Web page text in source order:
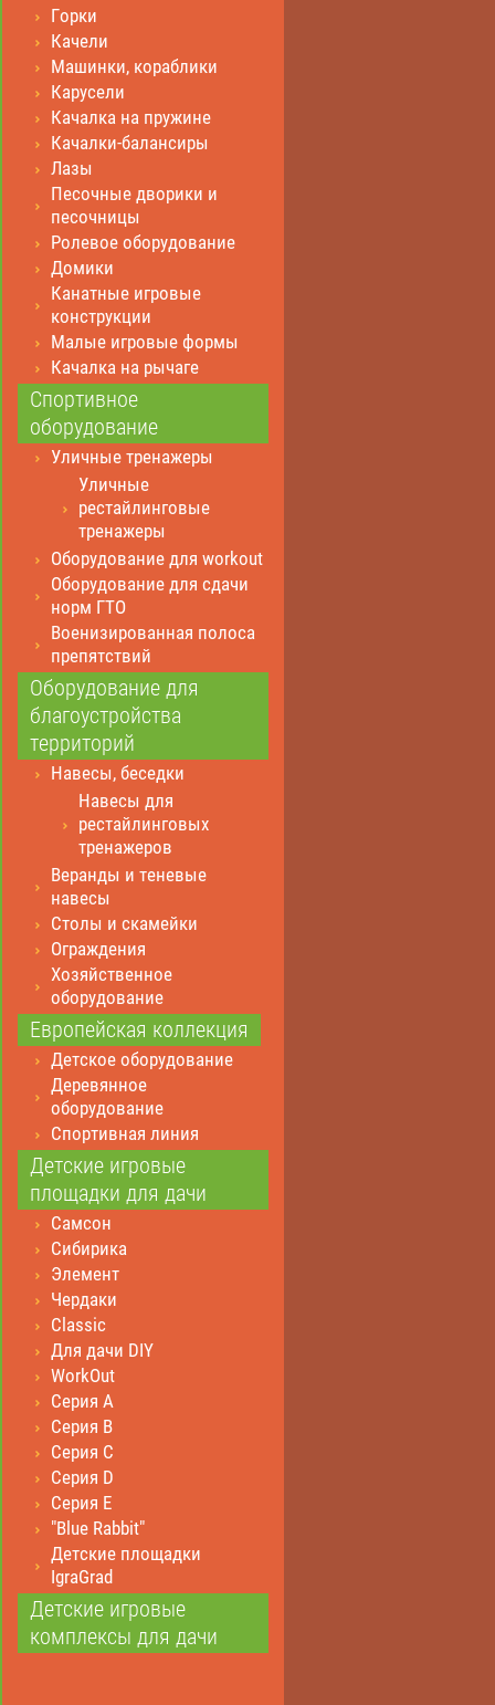
Горки
Качели
Машинки, кораблики
Карусели
Качалка на пружине
Качалки-балансиры
Лазы
Песочные дворики и
песочницы
Ролевое оборудование
Домики
Канатные игровые
конструкции
Малые игровые формы
Качалка на рычаге
Спортивное
оборудование
Уличные тренажеры
Уличные
рестайлинговые
тренажеры
Оборудование для workout
Оборудование для сдачи
норм ГТО
Военизированная полоса
препятствий
Оборудование для
благоустройства
территорий
Навесы, беседки
Навесы для
рестайлинговых
тренажеров
Веранды и теневые
навесы
Столы и скамейки
Ограждения
Хозяйственное
оборудование
Европейская коллекция
Детское оборудование
Деревянное
оборудование
Спортивная линия
Детские игровые
площадки для дачи
Самсон
Сибирика
Элемент
Чердаки
Classic
Для дачи DIY
WorkOut
Серия А
Серия В
Серия С
Серия D
Серия E
"Blue Rabbit"
Детские площадки
IgraGrad
Детские игровые
комплексы для дачи